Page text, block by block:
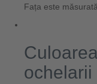
Fața este
ochelarii